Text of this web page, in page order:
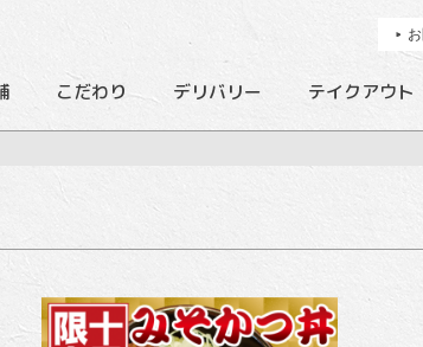
こだわり デリバリー テイクアウト